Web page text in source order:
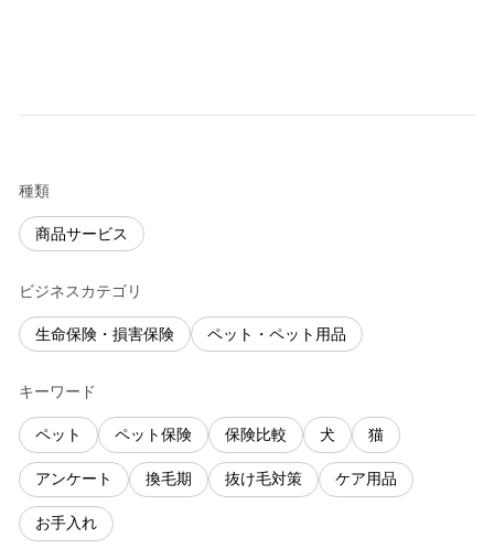
種類
商品サービス
ビジネスカテゴリ
生命保険・損害保険 ペット・ペット用品
キーワード
ペット ペット保険 保険比較 犬 猫
アンケート 換毛期 抜け毛対策 ケア用品
お手入れ